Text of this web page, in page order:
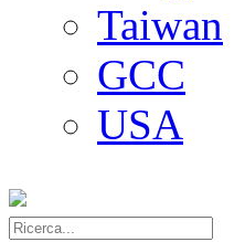
Taiwan
GCC
USA